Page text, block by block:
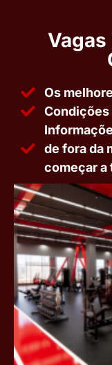
Os
de fora da
começar a